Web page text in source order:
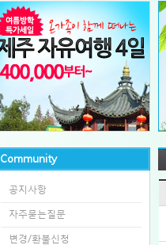
Community
공지사항
자주묻는질문
변경/환불신청